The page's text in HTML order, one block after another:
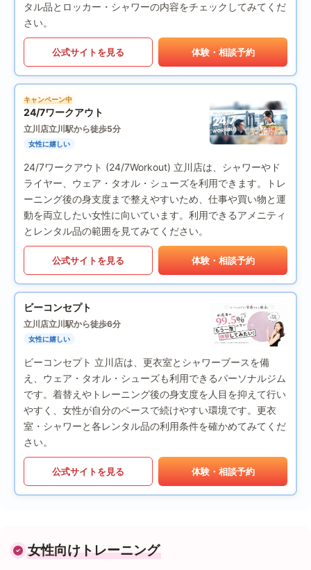
タル品とロッカー・シャワーの内容をチェックしてみてくだ
さい。
公式サイトを見る 体験・相談予約
キャンペーン中
24/7ワークアウト
立川店立川駅から徒歩5分
女性に嬉しい
24/7ワークアウト (24/7Workout) 立川店は、シャワーやド
ライヤー、ウェア・タオル・シューズを利用できます。トレ
ーニング後の身支度まで整えやすいため、仕事や買い物と運
動を両立したい女性に向いています。利用できるアメニティ
とレンタル品の範囲を見てみてください。
公式サイトを見る 体験・相談予約
ビーコンセプト
立川店立川駅から徒歩6分
女性に嬉しい
ビーコンセプト 立川店は、更衣室とシャワーブースを備
え、ウェア・タオル・シューズも利用できるパーソナルジム
です。着替えやトレーニング後の身支度を人目を抑えて行い
やすく、女性が自分のペースで続けやすい環境です。更衣
室・シャワーと各レンタル品の利用条件を確かめてみてくだ
さい。
公式サイトを見る 体験・相談予約
女性向けトレーニング